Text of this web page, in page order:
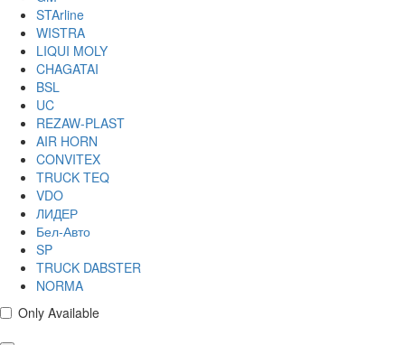
STArline
WISTRA
LIQUI MOLY
CHAGATAI
BSL
UC
REZAW-PLAST
AIR HORN
CONVITEX
TRUCK TEQ
VDO
ЛИДЕР
Бел-Авто
SP
TRUCK DABSTER
NORMA
Only Available